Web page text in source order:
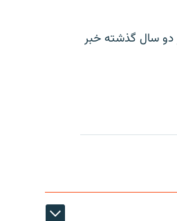
دو سال گذشته خبر